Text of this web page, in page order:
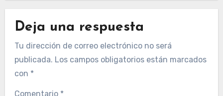
Deja una respuesta
Tu dirección de correo electrónico no será
publicada. Los campos obligatorios están marcados
con *
Comentario *